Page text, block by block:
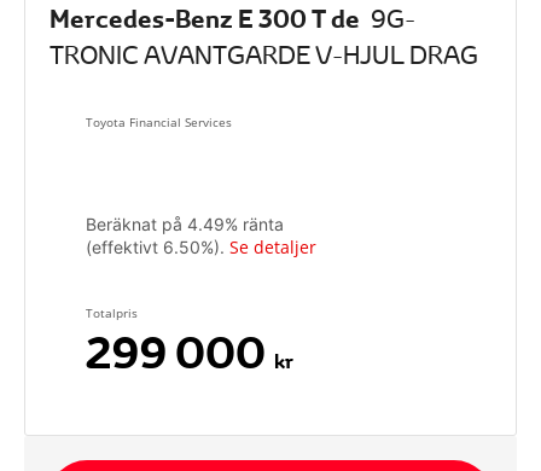
Mercedes-Benz E 300 T de 9G-
TRONIC AVANTGARDE V-HJUL DRAG
Toyota Financial Services
Beräknat på 4.49% ränta
(effektivt 6.50%). Se detaljer
Totalpris
299 000 kr